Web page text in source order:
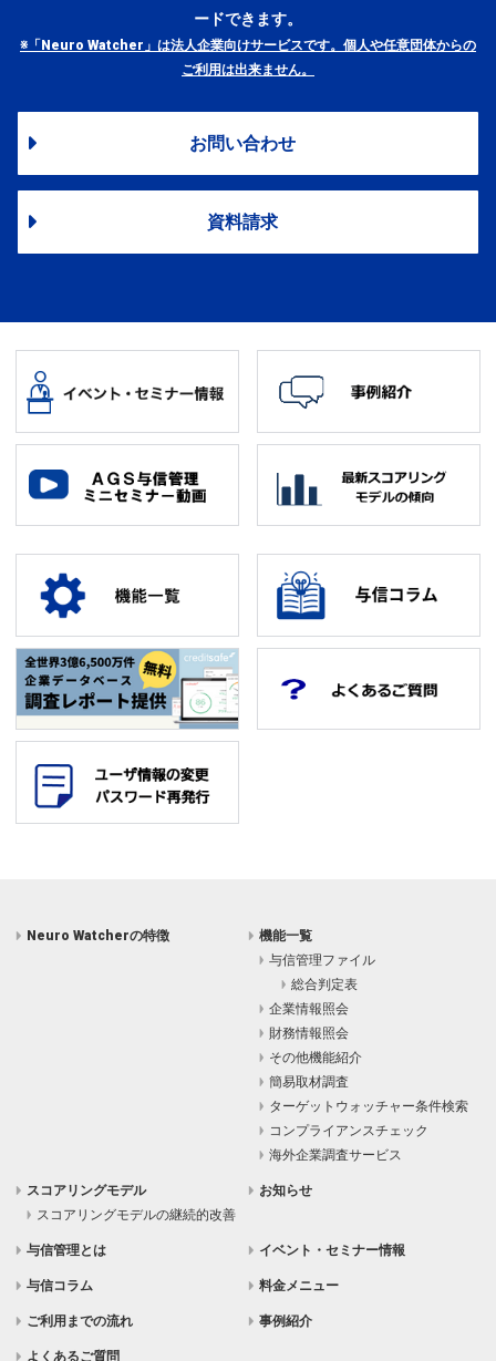
ードできます。
※「Neuro Watcher」は法人企業向けサービスです。個人や任意団体からの
ご利用は出来ません。
お問い合わせ
資料請求
Neuro Watcherの特徴
機能一覧
与信管理ファイル
総合判定表
企業情報照会
財務情報照会
その他機能紹介
簡易取材調査
ターゲットウォッチャー条件検索
コンプライアンスチェック
海外企業調査サービス
スコアリングモデル
スコアリングモデルの継続的改善
お知らせ
イベント・セミナー情報
与信管理とは
料金メニュー
事例紹介
与信コラム
ご利用までの流れ
よくあるご質問